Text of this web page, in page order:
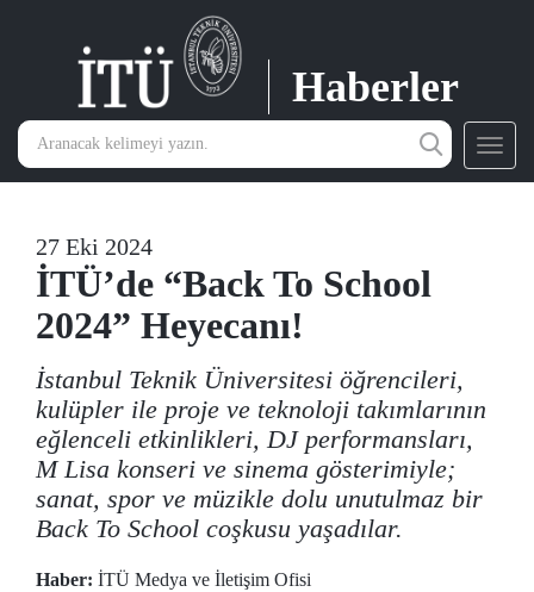
Haberler
27 Eki 2024
İTÜ’de “Back To School
2024” Heyecanı!
İstanbul Teknik Üniversitesi öğrencileri,
kulüpler ile proje ve teknoloji takımlarının
eğlenceli etkinlikleri, DJ performansları,
M Lisa konseri ve sinema gösterimiyle;
sanat, spor ve müzikle dolu unutulmaz bir
Back To School coşkusu yaşadılar.
Haber: İTÜ Medya ve İletişim Ofisi